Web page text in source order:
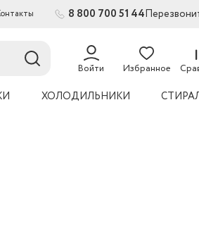
8 800 700 51 44
Войти Избранное
ХОЛОДИЛЬНИКИ